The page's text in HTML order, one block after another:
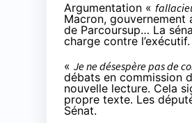
Argumentation «
Macron, gouvernement
de Parcoursup… La
charge contre l’exécutif.
« Je ne désespère pas de
débats en commission
nouvelle lecture. Cela
propre texte. Les
Sénat.